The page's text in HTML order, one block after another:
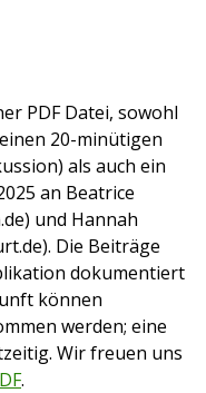
PDF Datei, sowohl
20-minütigen
als auch ein
an Beatrice
und Hannah
Die Beiträge
dokumentiert
können
werden; eine
Wir freuen uns
.